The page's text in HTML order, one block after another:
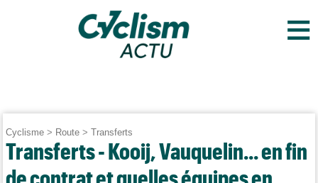
≡
Cyclisme > Route >Transferts
Transferts - Kooij, Vauquelin... en fin
de contrat et quelles équipes en